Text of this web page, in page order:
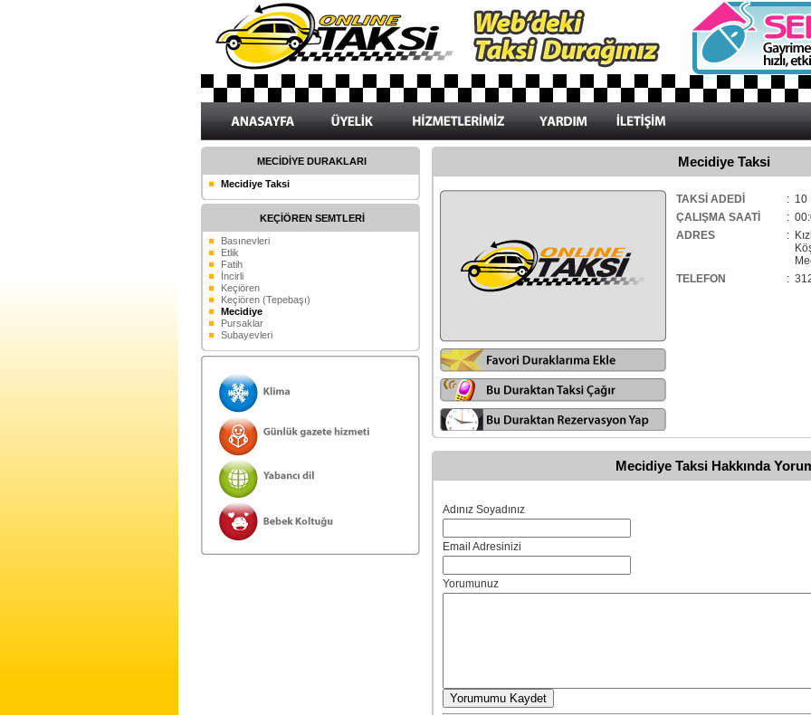
MECİDİYE DURAKLARI
Mecidiye Taksi
KEÇİÖREN SEMTLERİ
Basınevleri
Etlik
Fatih
İncirli
Keçiören
Keçiören (Tepebaşı)
Mecidiye
Pursaklar
Subayevleri
Mecidiye Taksi
TAKSİ ADEDİ
: 10
ÇALIŞMA SAATİ
:
ADRES
:
TELEFON
:
Mecidiye Taksi Hakkında
Adınız Soyadınız
Email Adresinizi
Yorumunuz